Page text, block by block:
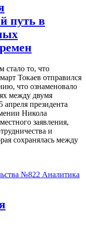
путь в
то, что
Токаев отправился
что ознаменовало
между двумя
апреля президента
Никола
заявления,
и
сохранялась между
Аналитика